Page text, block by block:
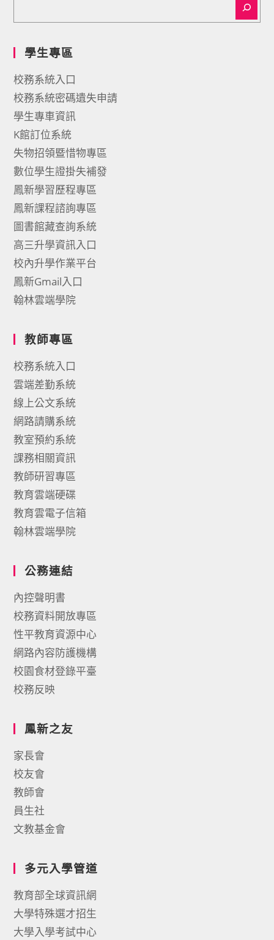
學生專區
校務系統入口
校務系統密碼遺失申請
學生專車資訊
K館訂位系統
失物招領暨惜物專區
數位學生證掛失補發
鳳新學習歷程專區
鳳新課程諮詢專區
圖書館藏查詢系統
高三升學資訊入口
校內升學作業平台
鳳新Gmail入口
翰林雲端學院
教師專區
校務系統入口
雲端差勤系統
線上公文系統
網路請購系統
教室預約系統
課務相關資訊
教師研習專區
教育雲端硬碟
教育雲電子信箱
翰林雲端學院
公務連結
內控聲明書
校務資料開放專區
性平教育資源中心
網路內容防護機構
校園食材登錄平臺
校務反映
鳳新之友
家長會
校友會
教師會
員生社
文教基金會
多元入學管道
教育部全球資訊網
大學特殊選才招生
大學入學考試中心